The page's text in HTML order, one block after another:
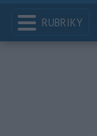
RUBRIKY